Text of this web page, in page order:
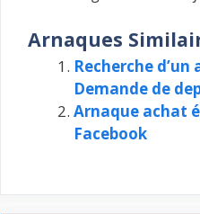
Arnaques
Recherche
Demande de
Arnaque achat
Facebook